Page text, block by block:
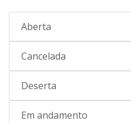
Aberta
Cancelada
Deserta
Em andamento